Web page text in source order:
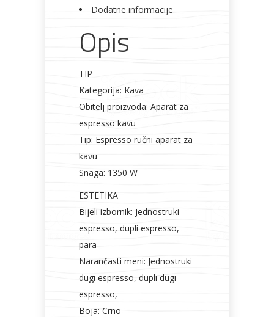
Dodatne informacije
Opis
TIP
Kategorija: Kava
Obitelj proizvoda: Aparat za
espresso kavu
Tip: Espresso ručni aparat za
kavu
Snaga: 1350 W
ESTETIKA
Bijeli izbornik: Jednostruki
espresso, dupli espresso,
para
Narančasti meni: Jednostruki
dugi espresso, dupli dugi
espresso,
Boja: Crno